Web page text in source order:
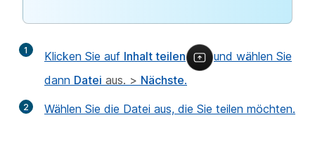
1 Klicken Sie auf Inhalt teilen
und wählen Sie
dann Datei aus. > Nächste.
2 Wählen Sie die Datei aus, die Sie teilen möchten.